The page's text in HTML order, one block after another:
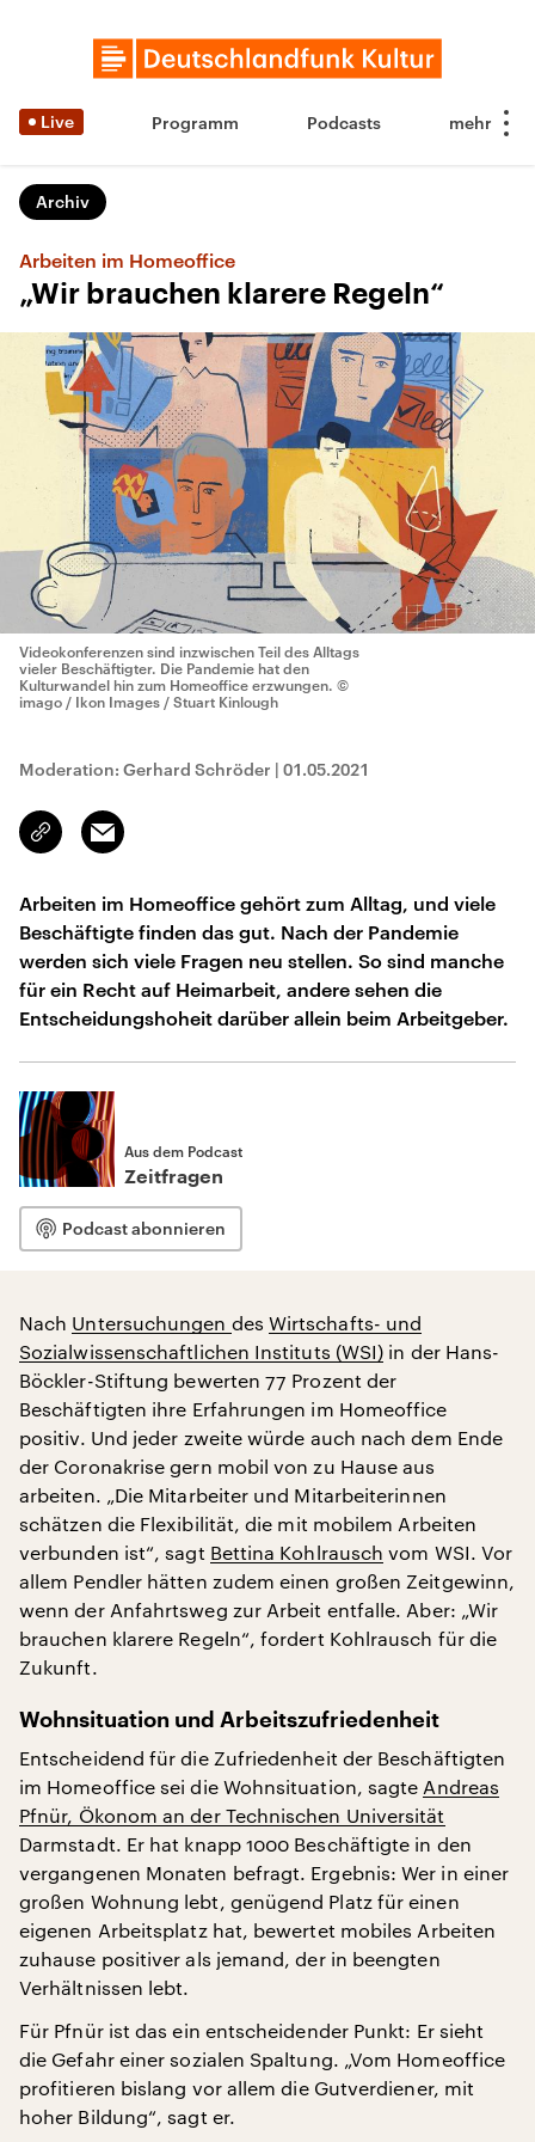
Live Programm Podcasts
Archiv
Arbeiten im Homeoffice
„Wir brauchen klarere Regeln“
Videokonferenzen sind inzwischen Teil des Alltags
vieler Beschäftigter. Die Pandemie hat den
Kulturwandel hin zum Homeoffice erzwungen. ©
imago / Ikon Images / Stuart Kinlough
Moderation: Gerhard Schröder | 01.05.2021
Link
kopieren/teilen
Email
Arbeiten im Homeoffice gehört zum Alltag, und viele
Beschäftigte finden das gut. Nach der Pandemie
werden sich viele Fragen neu stellen. So sind manche
für ein Recht auf Heimarbeit, andere sehen die
Entscheidungshoheit darüber allein beim Arbeitgeber.
Aus dem Podcast
Zeitfragen
Podcast abonnieren
Nach Untersuchungen des Wirtschafts- und
Sozialwissenschaftlichen Instituts (WSI) in der Hans-
Böckler-Stiftung bewerten 77 Prozent der
Beschäftigten ihre Erfahrungen im Homeoffice
positiv. Und jeder zweite würde auch nach dem Ende
der Coronakrise gern mobil von zu Hause aus
arbeiten. „Die Mitarbeiter und Mitarbeiterinnen
schätzen die Flexibilität, die mit mobilem Arbeiten
verbunden ist“, sagt Bettina Kohlrausch vom WSI. Vor
allem Pendler hätten zudem einen großen Zeitgewinn,
wenn der Anfahrtsweg zur Arbeit entfalle. Aber: „Wir
brauchen klarere Regeln“, fordert Kohlrausch für die
Zukunft.
Wohnsituation und Arbeitszufriedenheit
Entscheidend für die Zufriedenheit der Beschäftigten
im Homeoffice sei die Wohnsituation, sagte Andreas
Pfnür, Ökonom an der Technischen Universität
Darmstadt. Er hat knapp 1000 Beschäftigte in den
vergangenen Monaten befragt. Ergebnis: Wer in einer
großen Wohnung lebt, genügend Platz für einen
eigenen Arbeitsplatz hat, bewertet mobiles Arbeiten
zuhause positiver als jemand, der in beengten
Verhältnissen lebt.
Für Pfnür ist das ein entscheidender Punkt: Er sieht
die Gefahr einer sozialen Spaltung. „Vom Homeoffice
profitieren bislang vor allem die Gutverdiener, mit
hoher Bildung“, sagt er.